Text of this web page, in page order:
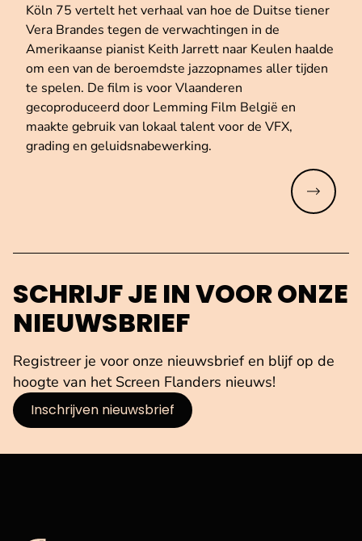
Köln 75 vertelt het verhaal van hoe de Duitse tiener
Vera Brandes tegen de verwachtingen in de
Amerikaanse pianist Keith Jarrett naar Keulen haalde
om een van de beroemdste jazzopnames aller tijden
te spelen. De film is voor Vlaanderen
gecoproduceerd door Lemming Film België en
maakte gebruik van lokaal talent voor de VFX,
grading en geluidsnabewerking.
Meer
SCHRIJF JE IN VOOR ONZE
NIEUWSBRIEF
Registreer je voor onze nieuwsbrief en blijf op de
hoogte van het Screen Flanders nieuws!
Inschrijven nieuwsbrief